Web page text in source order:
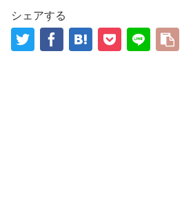
シェアする